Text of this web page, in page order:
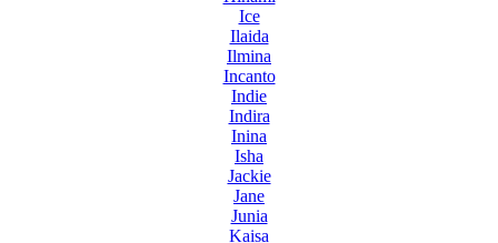
Ice
Ilaida
Ilmina
Incanto
Indie
Indira
Inina
Isha
Jackie
Jane
Junia
Kaisa